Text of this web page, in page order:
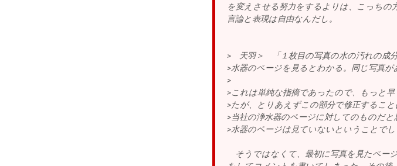
を変えさせる努力をするよりは、こっち
言論と表現は自由なんだし。
> 天羽＞ 「１枚目の写真の水の汚れの成
>水器のページを見るとわかる。同じ写真
>
>これは単純な指摘であったので、もっと
>たが、とりあえずこの部分で修正するこ
>当社の浄水器のページに対してのものだ
>水器のページは見ていないということでし
そうではなくて、最初に写真を見たペー